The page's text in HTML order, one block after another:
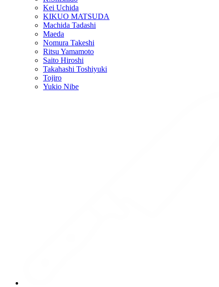
Kei Uchida
KIKUO MATSUDA
Machida Tadashi
Maeda
Nomura Takeshi
Ritsu Yamamoto
Saito Hiroshi
Takahashi Toshiyuki
Tojiro
Yukio Nibe